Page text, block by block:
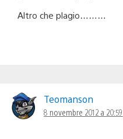
Altro che plagio………
Teomanson
8 novembre 2012 a 20:59